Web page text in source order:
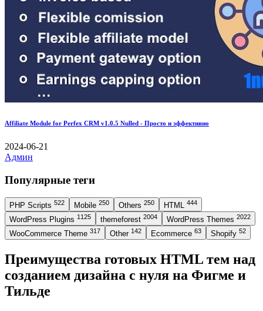
Affiliate Module for Perfex CRM v1.0.5 Nulled - Просто и эффективно
2024-06-21
Админ
Популярные теги
PHP Scripts 522 Mobile 250 Others 250 HTML 444
WordPress Plugins 1125 themeforest 2004 WordPress Themes 2022
WooCommerce Theme 317 Other 142 Ecommerce 63 Shopify 52
Преимущества готовых HTML тем над
созданием дизайна с нуля на Фигме и
Тильде